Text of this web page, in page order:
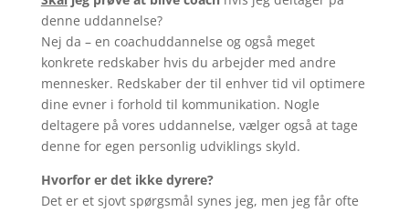
denne uddannelse?
Nej da – en coachuddannelse og også meget
konkrete redskaber hvis du arbejder med andre
mennesker. Redskaber der til enhver tid vil optimere
dine evner i forhold til kommunikation. Nogle
deltagere på vores uddannelse, vælger også at tage
denne for egen personlig udviklings skyld.
Hvorfor er det ikke dyrere?
Det er et sjovt spørgsmål synes jeg, men jeg får ofte